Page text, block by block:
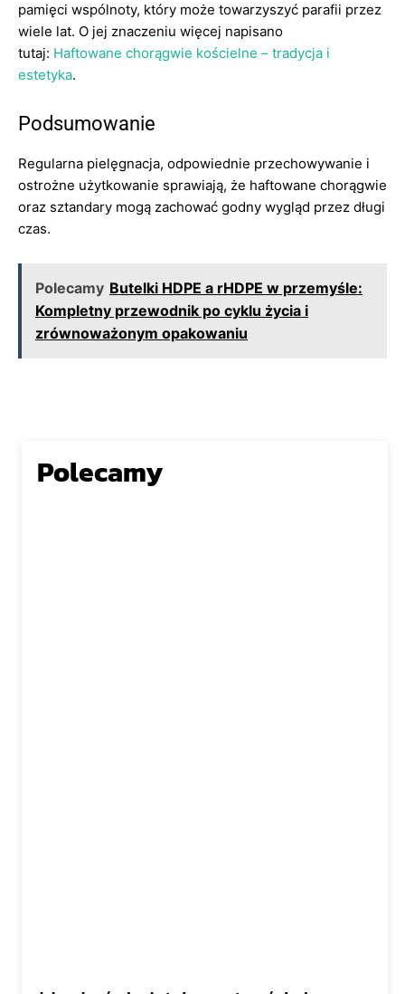
pamięci wspólnoty, który może towarzyszyć parafii przez
wiele lat. O jej znaczeniu więcej napisano
tutaj: Haftowane chorągwie kościelne – tradycja i
estetyka.
Podsumowanie
Regularna pielęgnacja, odpowiednie przechowywanie i
ostrożne użytkowanie sprawiają, że haftowane chorągwie
oraz sztandary mogą zachować godny wygląd przez długi
czas.
Polecamy Butelki HDPE a rHDPE w przemyśle:
Kompletny przewodnik po cyklu życia i
zrównoważonym opakowaniu
Polecamy